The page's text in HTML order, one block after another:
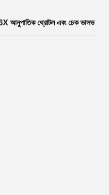
আনুপাতিক থ্রোটল এবং চেক ভালভ